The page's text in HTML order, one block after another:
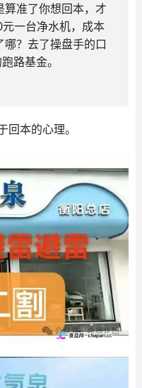
准了你想回本，才
一台净水机，成本
？去了操盘手的口
路基金。
本的心理。